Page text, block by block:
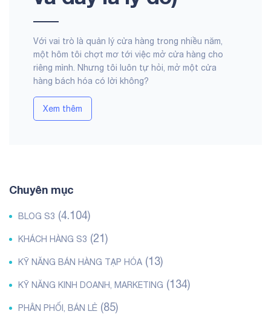
Với vai trò là quản lý cửa hàng trong nhiều năm,
một hôm tôi chợt mơ tới việc mở cửa hàng cho
riêng mình. Nhưng tôi luôn tự hỏi, mở một cửa
hàng bách hóa có lời không?
Xem thêm
Chuyên mục
BLOG S3 (4.104)
KHÁCH HÀNG S3 (21)
KỸ NĂNG BÁN HÀNG TẠP HÓA (13)
KỸ NĂNG KINH DOANH, MARKETING (134)
PHÂN PHỐI, BÁN LẺ (85)